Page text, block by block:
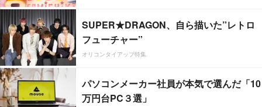
SUPER★DRAGON、自ら描いた”レトロ
フューチャー”
オリコンタイアップ特集
パソコンメーカー社員が本気で選んだ「10
万円台PC３選」